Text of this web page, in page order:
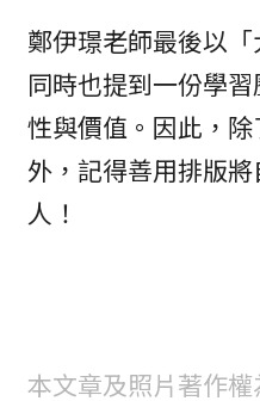
鄭伊璟老師最後以
同時也提到一份學
性與價值。因此，
外，記得善用排版
人！
本文章及照片著作